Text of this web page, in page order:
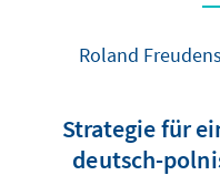
Roland
Strategie für
deutsch-